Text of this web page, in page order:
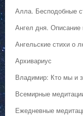
Алла. Бесподобные
Ангел дня. Описание
Ангельские стихи о
Архивариус
Владимир: Кто мы и
Всемирные
Ежедневные